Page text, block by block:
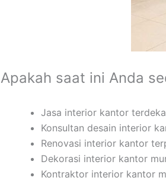
Apakah saat ini Anda
Jasa interior kantor
Konsultan desain interior
Renovasi interior kantor
Dekorasi interior kantor
Kontraktor interior kantor